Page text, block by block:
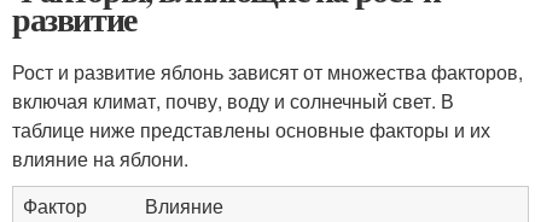
развитие
Рост и развитие яблонь зависят от множества факторов,
включая климат, почву, воду и солнечный свет. В
таблице ниже представлены основные факторы и их
влияние на яблони.
Фактор
Влияние